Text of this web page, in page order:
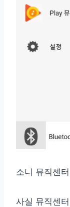
소니 뮤직센
사실 뮤직센